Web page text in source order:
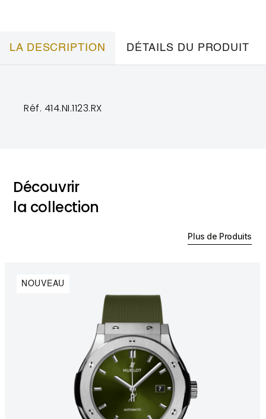
LA DESCRIPTION DÉTAILS DU PRODUIT
Réf. 414.NI.1123.RX
Découvrir
la collection
Plus de Produits
NOUVEAU